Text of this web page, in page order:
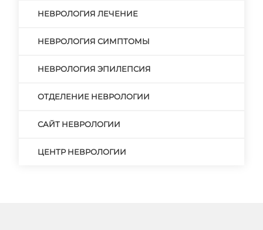
НЕВРОЛОГИЯ ЛЕЧЕНИЕ
НЕВРОЛОГИЯ СИМПТОМЫ
НЕВРОЛОГИЯ ЭПИЛЕПСИЯ
ОТДЕЛЕНИЕ НЕВРОЛОГИИ
САЙТ НЕВРОЛОГИИ
ЦЕНТР НЕВРОЛОГИИ